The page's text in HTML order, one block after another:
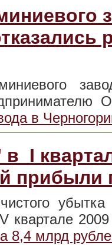
в
I
прибыли
квартале
8,4 млрд